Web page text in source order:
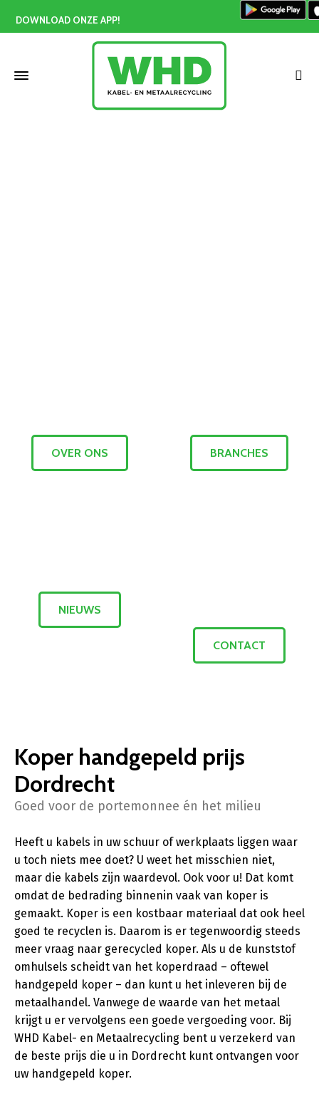
DOWNLOAD ONZE APP!
OVER ONS BRANCHES
NIEUWS
CONTACT
Koper handgepeld prijs
Dordrecht
Goed voor de portemonnee én het milieu
Heeft u kabels in uw schuur of werkplaats liggen waar
u toch niets mee doet? U weet het misschien niet,
maar die kabels zijn waardevol. Ook voor u! Dat komt
omdat de bedrading binnenin vaak van koper is
gemaakt. Koper is een kostbaar materiaal dat ook heel
goed te recyclen is. Daarom is er tegenwoordig steeds
meer vraag naar gerecycled koper. Als u de kunststof
omhulsels scheidt van het koperdraad – oftewel
handgepeld koper – dan kunt u het inleveren bij de
metaalhandel. Vanwege de waarde van het metaal
krijgt u er vervolgens een goede vergoeding voor. Bij
WHD Kabel- en Metaalrecycling bent u verzekerd van
de beste prijs die u in Dordrecht kunt ontvangen voor
uw handgepeld koper.